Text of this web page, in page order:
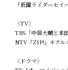
「仮面ライダーセ
〈TV〉
TBS「中居大輔と本
NTV「ZIP!」キテル
〈ドラマ〉